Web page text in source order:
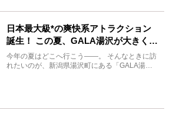
日本最大級*の爽快系アトラクション
誕生！ この夏、GALA湯沢が大きく生
まれ変わる
今年の夏はどこへ行こう――。 そんなときに訪
れたいのが、新潟県湯沢町にある「GALA湯